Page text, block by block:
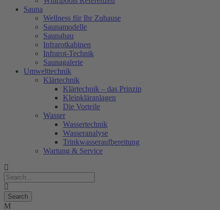
Sauna
Wellness für Ihr Zuhause
Saunamodelle
Saunabau
Infrarotkabinen
Infrarot-Technik
Saunagalerie
Umwelttechnik
Klärtechnik
Klärtechnik – das Prinzip
Kleinkläranlagen
Die Vorteile
Wasser
Wassertechnik
Wasseranalyse
Trinkwasseraufbereitung
Wartung & Service